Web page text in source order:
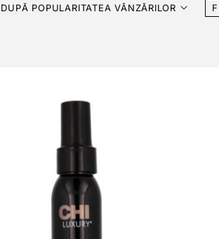
POPULARITATEA VÂNZĂRILOR